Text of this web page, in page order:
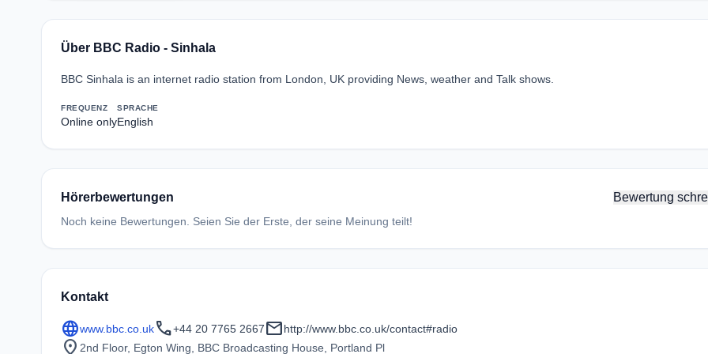
Über BBC Radio - Sinhala
BBC Sinhala is an internet radio station from London, UK providing News, weather and Talk shows.
FREQUENZ
Online only
SPRACHE
English
Hörerbewertungen Bewertung
Noch keine Bewertungen. Seien Sie der Erste, der seine Meinung teilt!
Kontakt
languagewww.bbc.co.ukcall+44 20 7765 2667mailhttp://www.bbc.co.uk/contact#radio
location_on 2nd Floor, Egton Wing, BBC Broadcasting House, Portland Pl